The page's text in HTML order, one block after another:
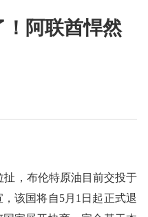
！阿联酋悍然
，布伦特原油目前交投于
该国将自5月1日起正式退